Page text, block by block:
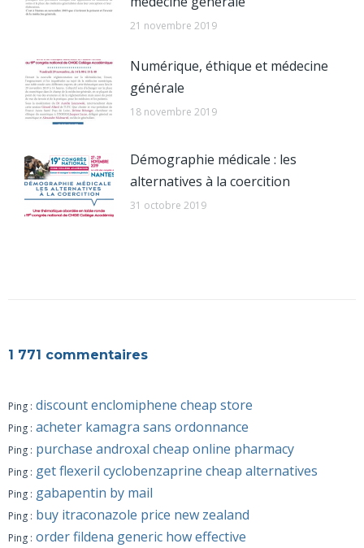
21 novembre 2019
Numérique, éthique et médecine
générale
18 novembre 2019
Démographie médicale : les
alternatives à la coercition
31 octobre 2019
1 771 commentaires
Ping : discount enclomiphene cheap store
Ping : acheter kamagra sans ordonnance
Ping : purchase androxal cheap online pharmacy
Ping : get flexeril cyclobenzaprine cheap alternatives
Ping : gabapentin by mail
Ping : buy itraconazole price new zealand
Ping : order fildena generic how effective